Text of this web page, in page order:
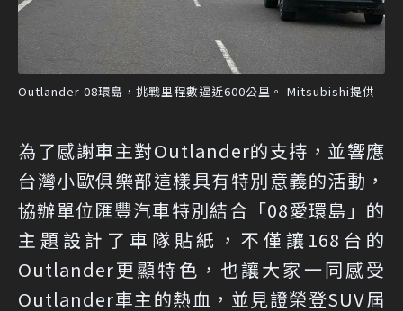
Outlander 08環島，挑戰里程數逼近600公里。 Mitsubishi提供
為了感謝車主對Outlander的支持，並響應
台灣小歐俱樂部這樣具有特別意義的活動，
協辦單位匯豐汽車特別結合「08愛環島」的
主題設計了車隊貼紙，不僅讓168台的
Outlander更顯特色，也讓大家一同感受
Outlander車主的熱血，並見證榮登SUV屆